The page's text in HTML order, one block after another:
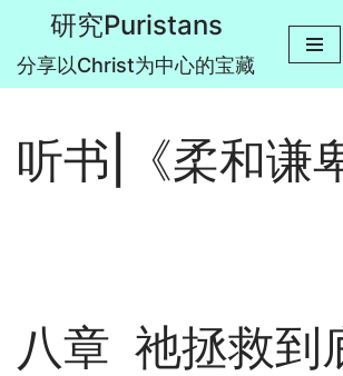
跳
正
文
研究Puristans
分享以Christ为中心的宝藏
听书|《柔和谦
八章 祂拯救到